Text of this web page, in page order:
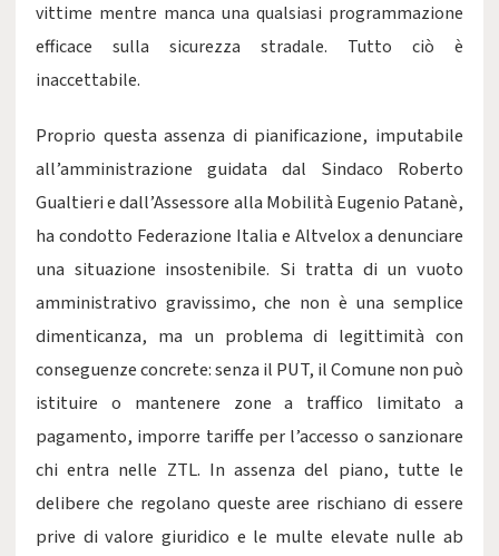
vittime mentre manca una qualsiasi programmazione
efficace sulla sicurezza stradale. Tutto ciò è
inaccettabile.
Proprio questa assenza di pianificazione, imputabile
all’amministrazione guidata dal Sindaco Roberto
Gualtieri e dall’Assessore alla Mobilità Eugenio Patanè,
ha condotto Federazione Italia e Altvelox a denunciare
una situazione insostenibile. Si tratta di un vuoto
amministrativo gravissimo, che non è una semplice
dimenticanza, ma un problema di legittimità con
conseguenze concrete: senza il PUT, il Comune non può
istituire o mantenere zone a traffico limitato a
pagamento, imporre tariffe per l’accesso o sanzionare
chi entra nelle ZTL. In assenza del piano, tutte le
delibere che regolano queste aree rischiano di essere
prive di valore giuridico e le multe elevate nulle ab